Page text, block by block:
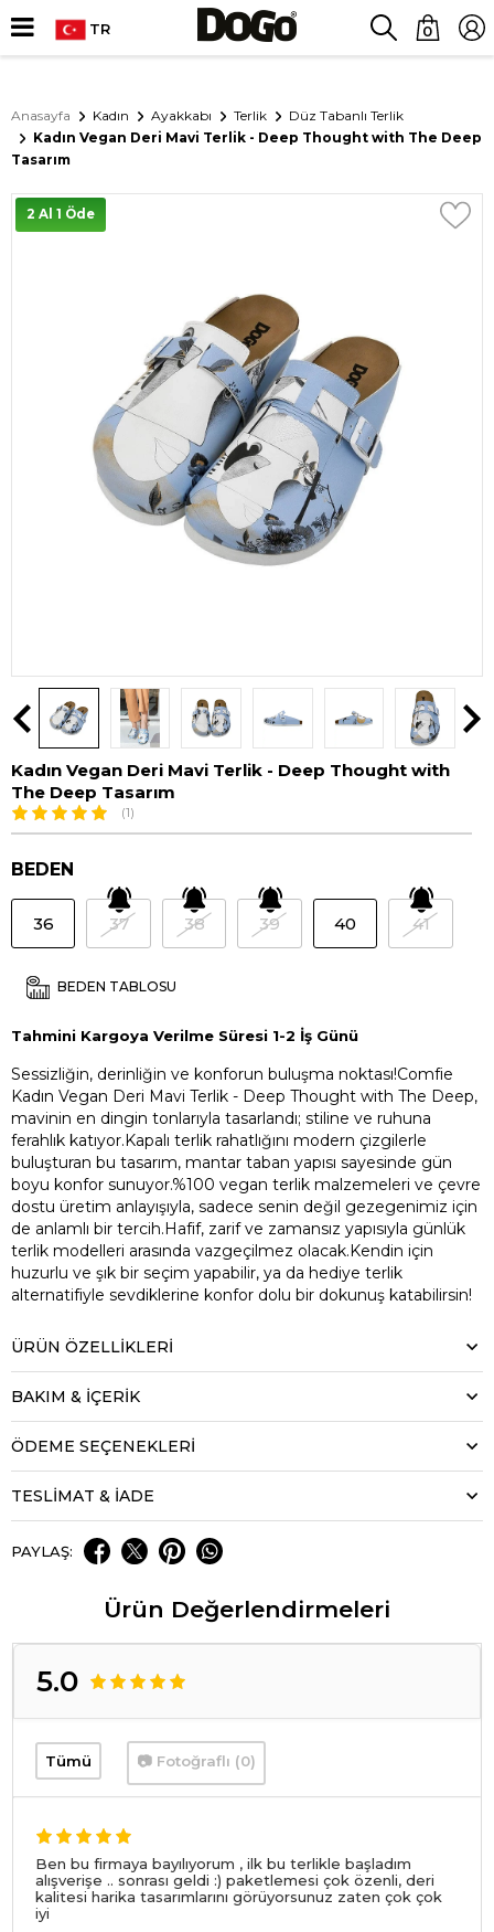
TR 0
Anasayfa Kadın Ayakkabı Terlik
Düz Tabanlı Terlik
Kadın Vegan Deri Mavi Terlik - Deep Thought with The Deep
Tasarım
2 Al 1 Öde
Kadın Vegan Deri Mavi Terlik - Deep Thought with
The Deep Tasarım
(1)
BEDEN
36 37 38 39 40 41
BEDEN TABLOSU
Tahmini Kargoya Verilme Süresi 1-2 İş Günü
Sessizliğin, derinliğin ve konforun buluşma noktası!Comfie
Kadın Vegan Deri Mavi Terlik - Deep Thought with The Deep,
mavinin en dingin tonlarıyla tasarlandı; stiline ve ruhuna
ferahlık katıyor.Kapalı terlik rahatlığını modern çizgilerle
buluşturan bu tasarım, mantar taban yapısı sayesinde gün
boyu konfor sunuyor.%100 vegan terlik malzemeleri ve çevre
dostu üretim anlayışıyla, sadece senin değil gezegenimiz için
de anlamlı bir tercih.Hafif, zarif ve zamansız yapısıyla günlük
terlik modelleri arasında vazgeçilmez olacak.Kendin için
huzurlu ve şık bir seçim yapabilir, ya da hediye terlik
alternatifiyle sevdiklerine konfor dolu bir dokunuş katabilirsin!
ÜRÜN ÖZELLIKLERI
BAKIM & İÇERİK
ÖDEME SEÇENEKLERI
TESLİMAT & İADE
PAYLAŞ:
Ürün Değerlendirmeleri
5.0
Tümü 📷 Fotoğraflı (0)
Ben bu firmaya bayılıyorum , ilk bu terlikle başladım
alışverişe .. sonrası geldi :) paketlemesi çok özenli, deri
kalitesi harika tasarımlarını görüyorsunuz zaten çok çok
iyi